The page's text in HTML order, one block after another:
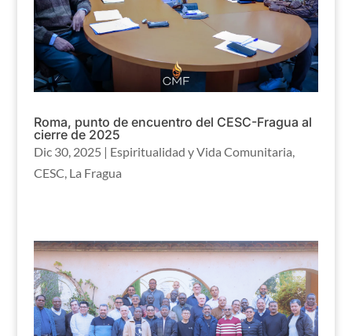
Roma, punto de encuentro del CESC-Fragua al
cierre de 2025
Dic 30, 2025 | Espiritualidad y Vida Comunitaria
CESC La Fragua